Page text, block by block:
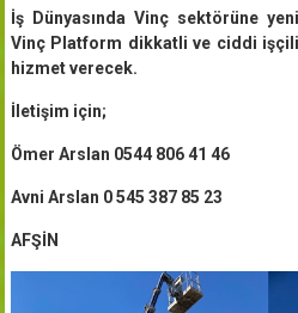
İş Dünyasında Vinç sektörüne
Vinç Platform dikkatli ve ciddi
hizmet verecek.
İletişim için;
Ömer Arslan 0544 806 41 46
Avni Arslan 0 545 387 85 23
AFŞİN